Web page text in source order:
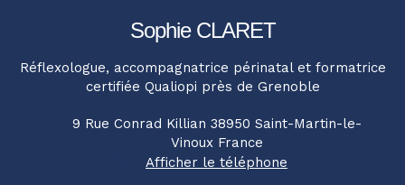
Sophie CLARET
Réflexologue, accompagnatrice périnatal et formatrice
certifiée Qualiopi près de Grenoble
9 Rue Conrad Killian 38950 Saint-Martin-le-
Vinoux France
Afficher le téléphone